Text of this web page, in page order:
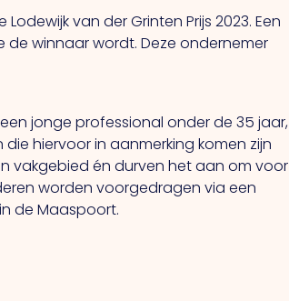
van der Grinten Prijs 2023. Een
winnaar wordt. Deze ondernemer
jonge professional onder de 35 jaar,
hiervoor in aanmerking komen zijn
vakgebied én durven het aan om voor
worden voorgedragen via een
de Maaspoort.